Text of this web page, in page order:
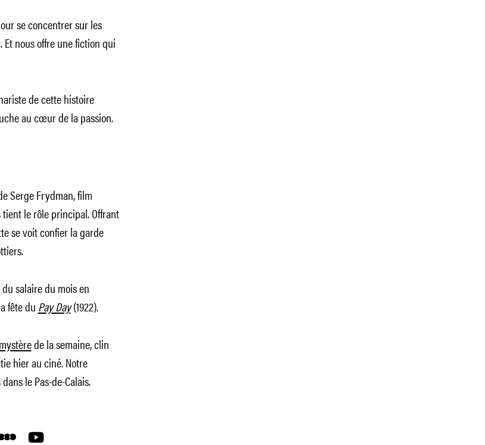
se concentrer sur les
nous offre une fiction qui
de cette histoire
au cœur de la passion.
Serge Frydman, film
tient le rôle principal. Offrant
se voit confier la garde
salaire du mois en
fête du Pay Day(1922).
de la semaine, clin
hier au ciné. Notre
le Pas-de-Calais.